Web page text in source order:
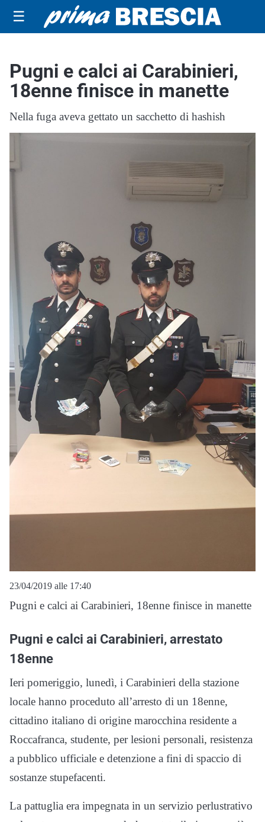
☰
Pugni e calci ai Carabinieri,
18enne finisce in manette
Nella fuga aveva gettato un sacchetto di hashish
23/04/2019 alle 17:40
Pugni e calci ai Carabinieri, 18enne finisce in manette
Pugni e calci ai Carabinieri, arrestato
18enne
Ieri pomeriggio, lunedì, i Carabinieri della stazione
locale hanno proceduto all’arresto di un 18enne,
cittadino italiano di origine marocchina residente a
Roccafranca, studente, per lesioni personali, resistenza
a pubblico ufficiale e detenzione a fini di spaccio di
sostanze stupefacenti.
La pattuglia era impegnata in un servizio perlustrativo